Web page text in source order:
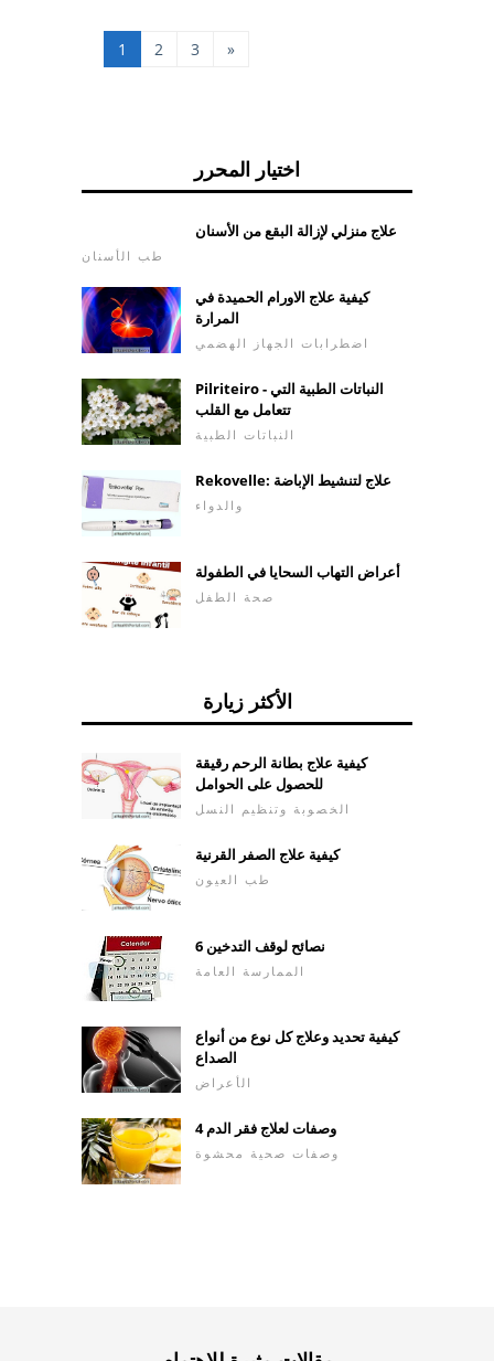
عند المشي. كما أن
التشاور مع طبيب العظام
أو العالج الفيزيائي مهم
1 2 3 »
اختيار المحرر
علاج منزلي لإزالة البقع من الأسنان
طب الأسنان
كيفية علاج الاورام الحميدة في
المرارة
اضطرابات الجهاز الهضمي
Pilriteiro - النباتات الطبية التي
تتعامل مع القلب
النباتات الطبية
Rekovelle: علاج لتنشيط الإباضة
والدواء
أعراض التهاب السحايا في الطفولة
صحة الطفل
الأكثر زيارة
كيفية علاج بطانة الرحم رقيقة
للحصول على الحوامل
الخصوبة وتنظيم النسل
كيفية علاج الصفر القرنية
طب العيون
6 نصائح لوقف التدخين
الممارسة العامة
كيفية تحديد وعلاج كل نوع من أنواع
الصداع
الأعراض
4 وصفات لعلاج فقر الدم
وصفات صحية محشوة